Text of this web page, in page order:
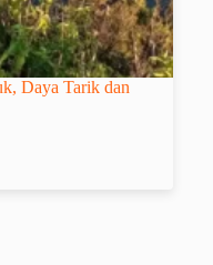
Daya Tarik dan